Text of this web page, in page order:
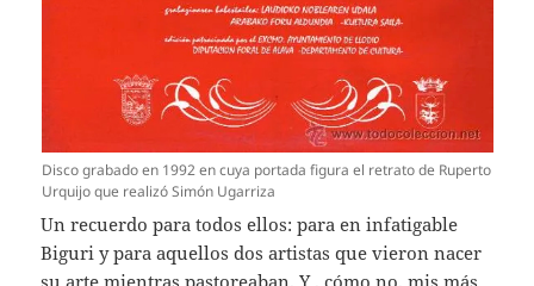
Disco grabado en 1992 en cuya portada figura el retrato de Ruperto
Urquijo que realizó Simón Ugarriza
Un recuerdo para todos ellos: para en infatigable
Biguri y para aquellos dos artistas que vieron nacer